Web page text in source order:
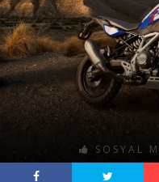
SOSYAL